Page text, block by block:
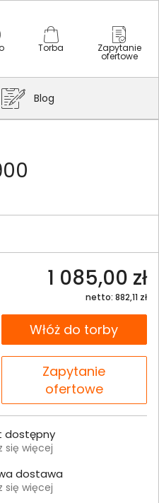
Torba Zapytanie
ofertowe
Blog
1 085,00 zł
netto: 882,11 zł
Włóż do torby
Zapytanie
ofertowe
dostępny
się więcej
dostawa
się więcej